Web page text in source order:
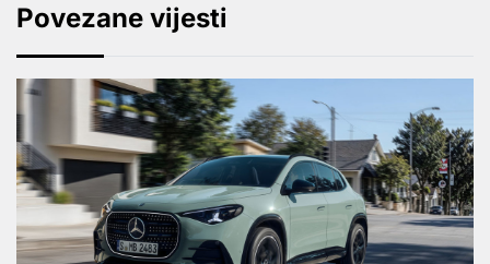
Povezane vijesti